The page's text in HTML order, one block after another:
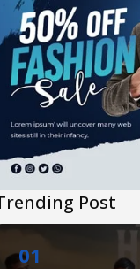
Post
01